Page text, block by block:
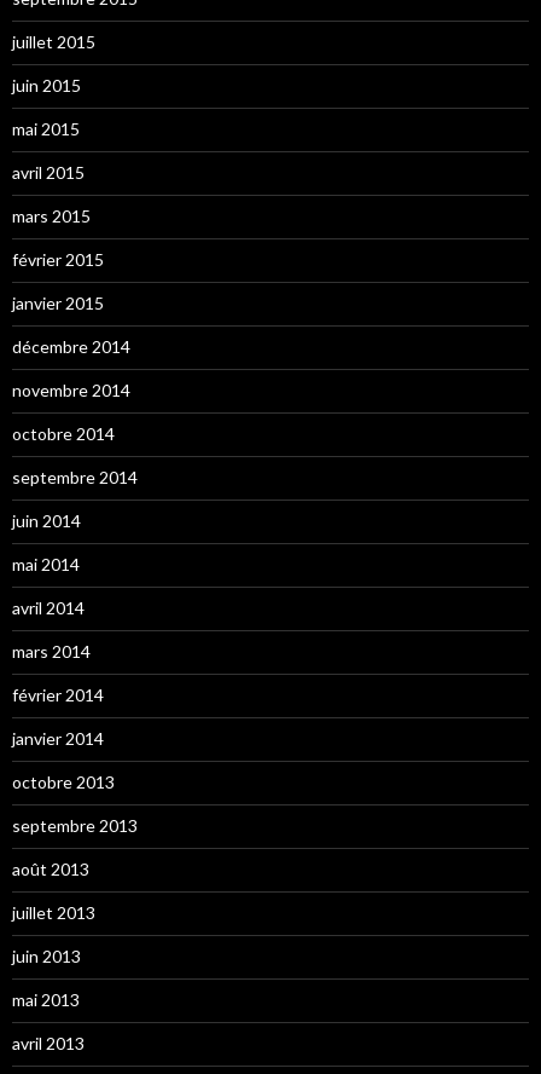
juillet 2015
juin 2015
mai 2015
avril 2015
mars 2015
février 2015
janvier 2015
décembre 2014
novembre 2014
octobre 2014
septembre 2014
juin 2014
mai 2014
avril 2014
mars 2014
février 2014
janvier 2014
octobre 2013
septembre 2013
août 2013
juillet 2013
juin 2013
mai 2013
avril 2013